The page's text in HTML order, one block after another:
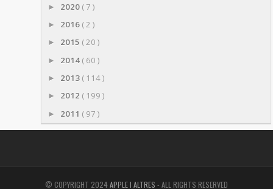
► 2020 ( 7 )
► 2016 ( 2 )
► 2015 ( 20 )
► 2014 ( 60 )
► 2013 ( 114 )
► 2012 ( 199 )
► 2011 ( 97 )
© COPYRIGHT 2024 APPLE I ALTRES - ALL RIGHTS RESERVED